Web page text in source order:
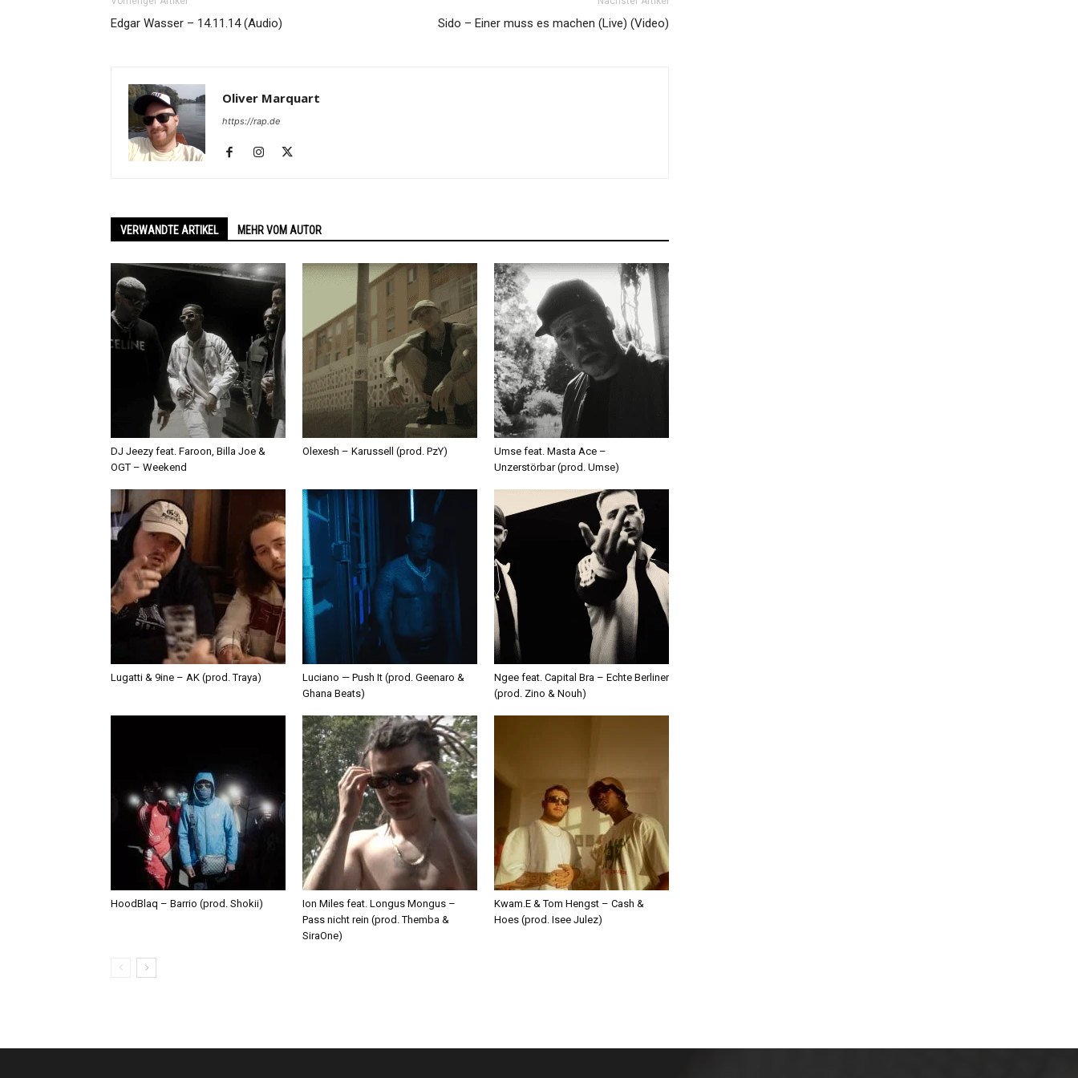
Edgar Wasser – 14.11.14 (Audio) Sido – Einer muss es machen (Live) (Video)
Oliver Marquart
https://rap.de
VERWANDTE ARTIKEL MEHR VOM AUTOR
DJ Jeezy feat. Faroon, Billa Joe &
OGT – Weekend
Olexesh – Karussell (prod. PzY)
Umse feat. Masta Ace –
Unzerstörbar (prod. Umse)
Lugatti & 9ine – AK (prod. Traya)
Luciano — Push It (prod. Geenaro &
Ghana Beats)
Ngee feat. Capital Bra – Echte Berliner
(prod. Zino & Nouh)
HoodBlaq – Barrio (prod. Shokii)
Ion Miles feat. Longus Mongus –
Pass nicht rein (prod. Themba &
SiraOne)
Kwam.E & Tom Hengst – Cash &
Hoes (prod. Isee Julez)